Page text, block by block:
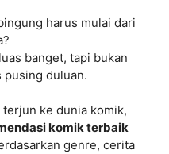
harus mulai dari
banget, tapi bukan
pusing duluan.
terjun ke dunia komik,
komik terbaik
genre, cerita